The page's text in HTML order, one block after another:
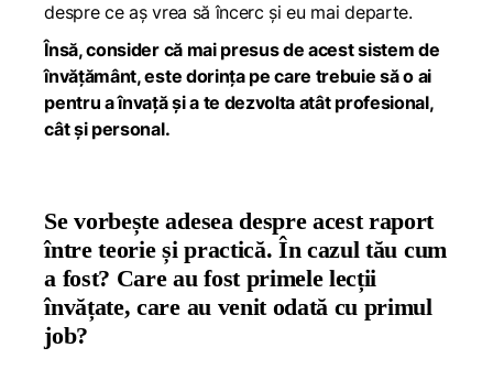
despre ce aș vrea să încerc și eu mai departe.
Însă, consider că mai presus de acest sistem de
învățământ, este dorința pe care trebuie să o ai
pentru a învață și a te dezvolta atât profesional,
cât și personal.
Se vorbește adesea despre acest raport
între teorie și practică. În cazul tău cum
a fost? Care au fost primele lecții
învățate, care au venit odată cu primul
job?